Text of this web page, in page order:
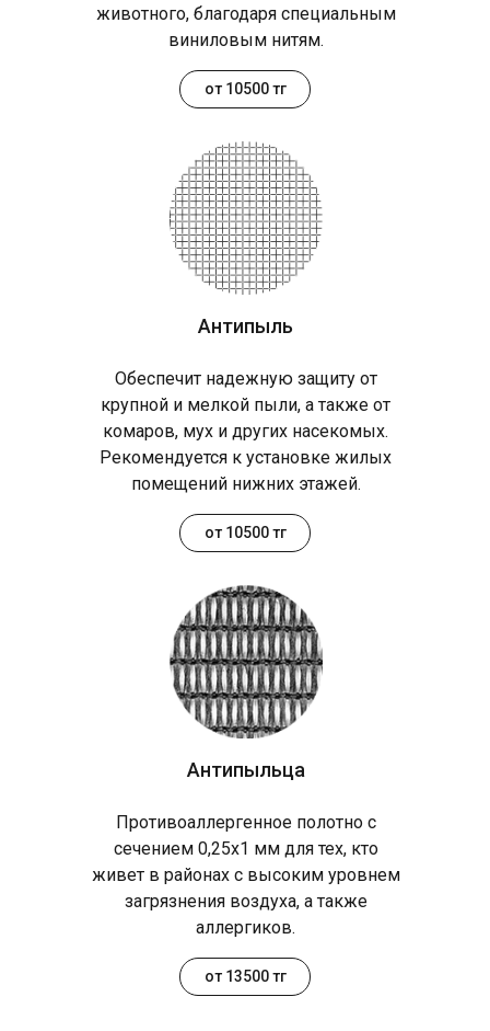
Антипыльца
Антипыль
животного, благодаря специальным
виниловым нитям.
Противоаллергенное полотно с
сечением 0,25х1 мм для тех, кто
живет в районах с высоким уровнем
загрязнения воздуха, а также
аллергиков.
Обеспечит надежную защиту от
крупной и мелкой пыли, а также от
комаров, мух и других насекомых.
Рекомендуется к установке жилых
помещений нижних этажей.
от 10500 тг
от 13500 тг
от 10500 тг